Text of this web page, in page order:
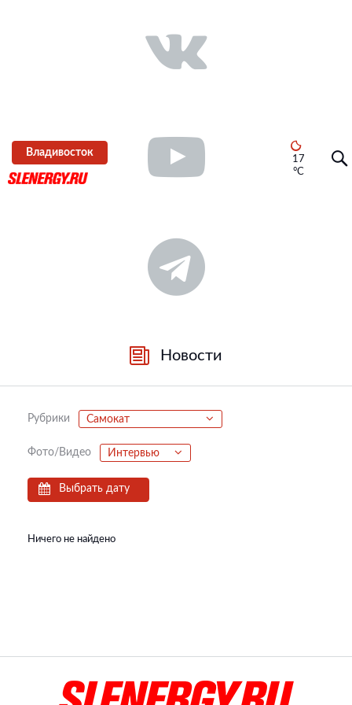
Владивосток
17
°C
Новости
Рубрики Самокат
Фото/Видео Интервью
Выбрать дату
Ничего не найдено